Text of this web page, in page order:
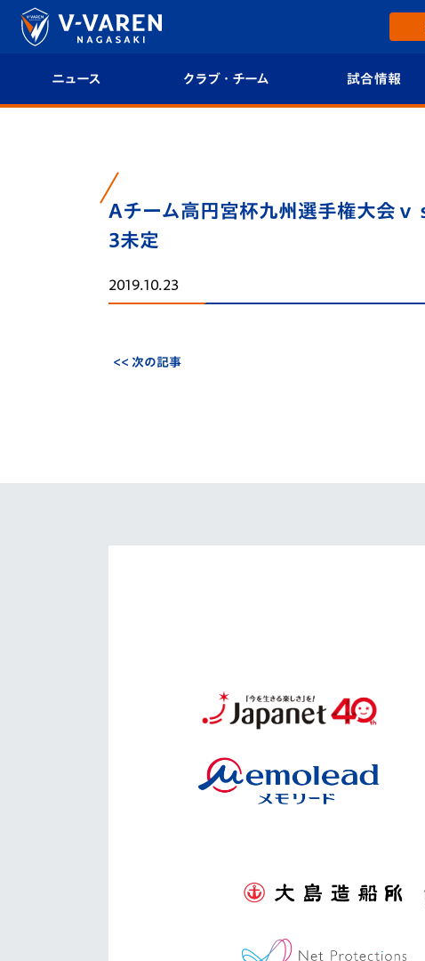
ニュース クラブ・チーム
クラブ概要
選手プロフィール
スタッフプロフィール
試合情報
順位表
フォトギャラリー
Aチーム高円宮杯九州選手権大会
3未定
2019.10.23
<< 次の記事